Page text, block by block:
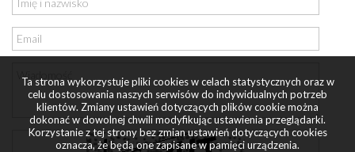
Ta strona wykorzystuje pliki cookies w celach statystycznych oraz w
celu dostosowania naszych serwisów do indywidualnych potrzeb
klientów. Zmiany ustawień dotyczących plików cookie można
dokonać w dowolnej chwili modyfikując ustawienia przeglądarki.
Korzystanie z tej strony bez zmian ustawień dotyczących cookies
oznacza, że będą one zapisane w pamięci urządzenia.